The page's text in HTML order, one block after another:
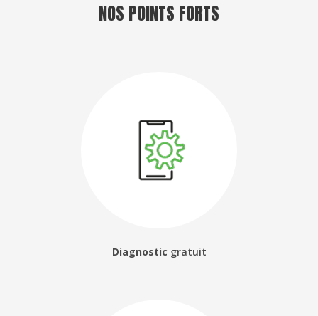
NOS POINTS FORTS
Diagnostic gratuit